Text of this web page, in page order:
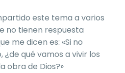
este tema a varios
no tienen respuesta
me dicen es: «Si no
¿de qué vamos a vivir los
obra de Dios?»